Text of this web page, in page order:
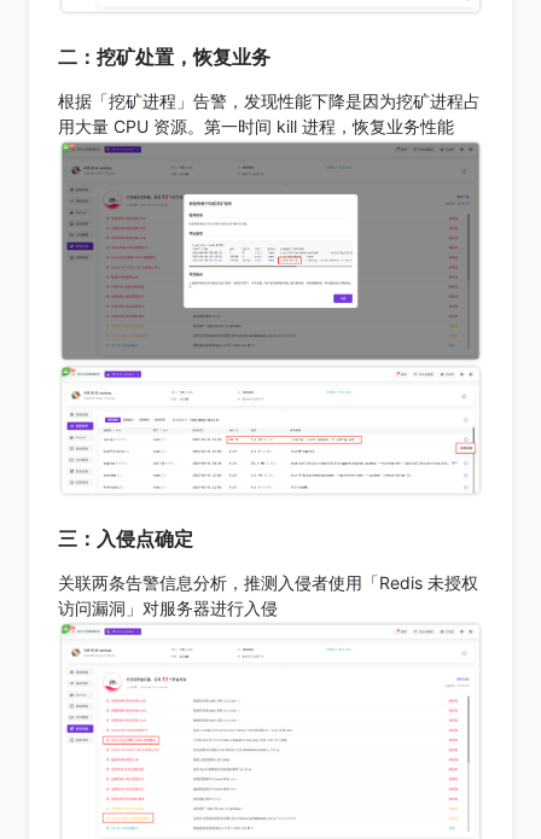
二：挖矿处置，恢复业务
根据「挖矿进程」告警，发现性能下降是因为挖矿进程占
用大量 CPU 资源。第一时间 kill 进程，恢复业务性能
三：入侵点确定
关联两条告警信息分析，推测入侵者使用「Redis 未授权
访问漏洞」对服务器进行入侵